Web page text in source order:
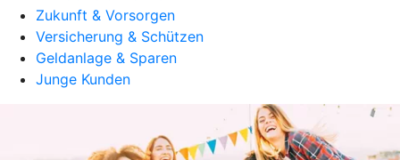
Zukunft & Vorsorgen
Versicherung & Schützen
Geldanlage & Sparen
Junge Kunden